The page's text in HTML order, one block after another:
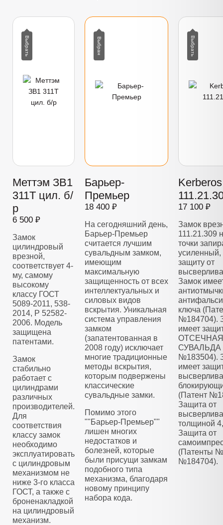
Меттэм ЗВ1
311Т цил. б/
р
6 500 ₽
Замок
цилиндровый
врезной,
соответствует 4-
му, самому
высокому
классу ГОСТ
5089-2011, 538-
2014, Р 52582-
2006. Модель
защищена
патентами.
Замок
стабильно
работает с
цилиндрами
различных
производителей.
Для
соответствия
классу замок
необходимо
эксплуатировать
с цилиндровым
механизмом не
ниже 3-го класса
ГОСТ, а также с
броненакладкой
на цилиндровый
механизм.
Барьер-
Премьер
18 400 ₽
На сегодняшний день,
Барьер-Премьер
считается лучшим
сувальдным замком,
имеющим
максимальную
защищенность от всех
интеллектуальных и
силовых видов
вскрытия. Уникальная
система управления
замком
(запатентованная в
2008 году) исключает
многие традиционные
методы вскрытия,
которым подвержены
классические
сувальдные замки.
Помимо этого
""Барьер-Премьер""
лишен многих
недостатков и
болезней, которые
были присущи замкам
подобного типа
механизма, благодаря
новому принципу
набора кода.
Kerberos
17 100 ₽
Замок
111.21.309
точки
усиленный,
защиту от
Замок
ключа
№184704).
имеет
ОТСЕЧНАЯ
СУВАЛЬДА
№183504).
имеет
(Патент
Защита от
толщиной
Защита от
(Патенты
№184704).